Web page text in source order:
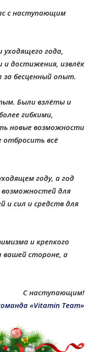
c наступающим
года,
и достижения, извлёк
за бесценный опыт.
Были взлёты и
гибкими,
новые возможности
всё
году, а год
для
и сил и средств для
и крепкого
вашей стороне, а
С наступающим!
«Vitamin Team»